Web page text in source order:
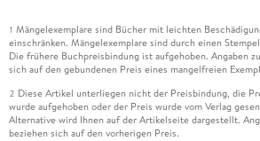
1 Mängelexemplare sind Bücher mit leichten
einschränken. Mängelexemplare sind durch einen
Die frühere Buchpreisbindung ist aufgehoben. Angaben
sich auf den gebundenen Preis eines mangelfreien
2 Diese Artikel unterliegen nicht der Preisbindung, die
wurde aufgehoben oder der Preis wurde vom Verlag
Alternative wird Ihnen auf der Artikelseite dargestellt.
beziehen sich auf den vorherigen Preis.